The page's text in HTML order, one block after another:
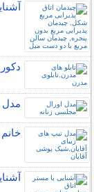
مدل